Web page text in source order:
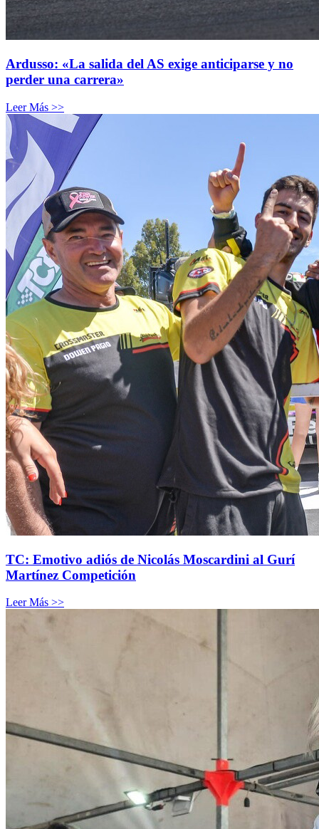
Ardusso: «La salida del AS exige anticiparse y no
perder una carrera»
Leer Más >>
TC: Emotivo adiós de Nicolás Moscardini al Gurí
Martínez Competición
Leer Más >>